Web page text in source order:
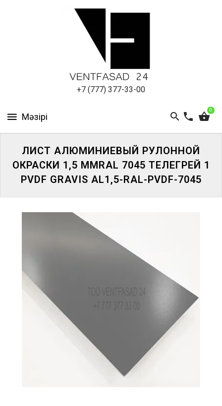
+7 (777) 377-33-00
0
ПАНЕЛИ
ЛИСТ АЛЮМИНИЕВЫЙ РУЛОННОЙ
ОКРАСКИ 1,5 ММRAL 7045 ТЕЛЕГРЕЙ 1
PVDF GRAVIS AL1,5-RAL-PVDF-7045